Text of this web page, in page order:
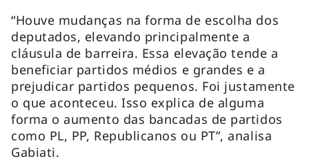
“Houve mudanças na forma de escolha dos
deputados, elevando principalmente a
cláusula de barreira. Essa elevação tende a
beneficiar partidos médios e grandes e a
prejudicar partidos pequenos. Foi justamente
o que aconteceu. Isso explica de alguma
forma o aumento das bancadas de partidos
como PL, PP, Republicanos ou PT”, analisa
Gabiati.